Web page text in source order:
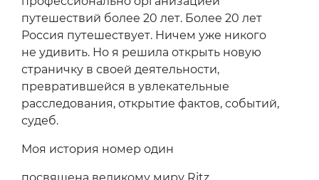
путешествий более 20 лет. Более 20 лет
Россия путешествует. Ничем уже никого
не удивить. Но я решила открыть новую
страничку в своей деятельности,
превратившейся в увлекательные
расследования, открытие фактов, событий,
судеб.
Моя история номер один